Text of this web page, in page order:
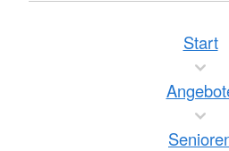
Start